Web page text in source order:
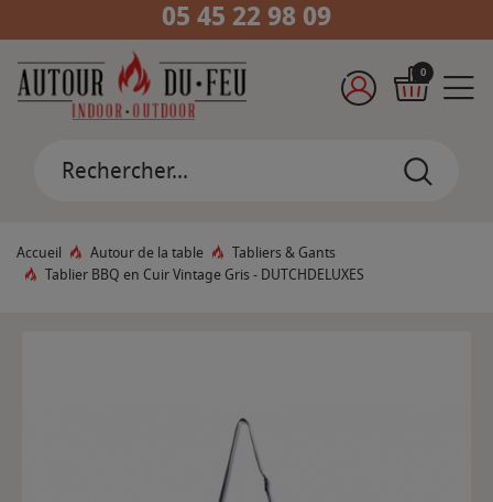
05 45 22 98 09
0
Accueil Autour de la table
Tabliers & Gants
Tablier BBQ en Cuir Vintage Gris - DUTCHDELUXES